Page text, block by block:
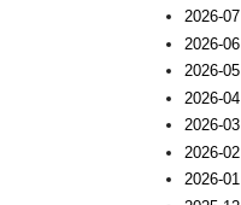
2026-07
2026-06
2026-05
2026-04
2026-03
2026-02
2026-01